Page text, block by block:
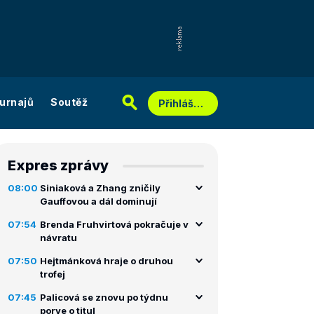
Soutěž Přihlášení
Expres zprávy
08:00 Siniaková a Zhang zničily
Gauffovou a dál dominují
07:54 Brenda Fruhvirtová pokračuje v
návratu
07:50 Hejtmánková hraje o druhou
trofej
07:45 Palicová se znovu po týdnu
porve o titul